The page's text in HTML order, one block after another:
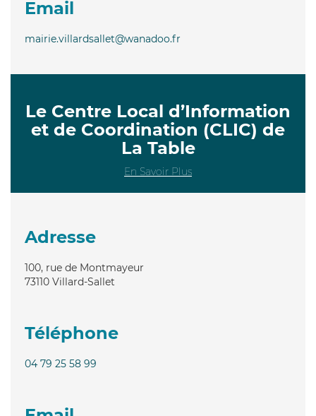
Email
mairie.villardsallet@wanadoo.fr
Le Centre Local d’Information
et de Coordination (CLIC) de
La Table
En Savoir Plus
Adresse
100, rue de Montmayeur
73110 Villard-Sallet
Téléphone
04 79 25 58 99